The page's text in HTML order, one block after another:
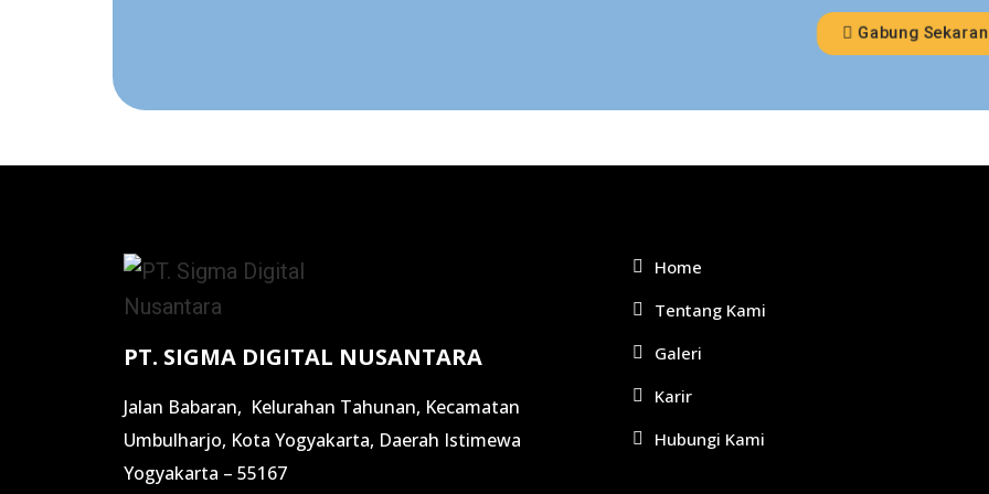
Gabung
PT. SIGMA DIGITAL NUSANTARA
Jalan Babaran, Kelurahan Tahunan, Kecamatan
Umbulharjo, Kota Yogyakarta, Daerah Istimewa
Yogyakarta – 55167
Home
Tentang Kami
Galeri
Karir
Hubungi Kami